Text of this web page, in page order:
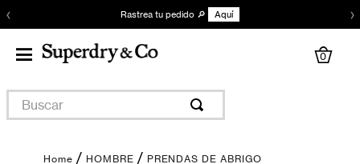
‹ Rastrea tu pedido 🔎 Aquí ›
0
Buscar
HOMBRE
PRENDAS DE ABRIGO